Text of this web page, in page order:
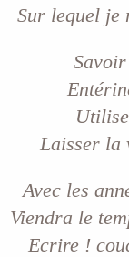
Sur lequel je
Laisser la
Avec les
Viendra le
Ecrire !